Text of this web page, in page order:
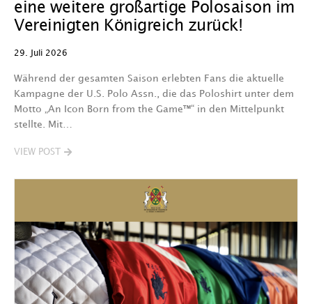
eine weitere großartige Polosaison im
Vereinigten Königreich zurück!
29. Juli 2026
Während der gesamten Saison erlebten Fans die aktuelle
Kampagne der U.S. Polo Assn., die das Poloshirt unter dem
Motto „An Icon Born from the Game™“ in den Mittelpunkt
stellte. Mit…
VIEW POST